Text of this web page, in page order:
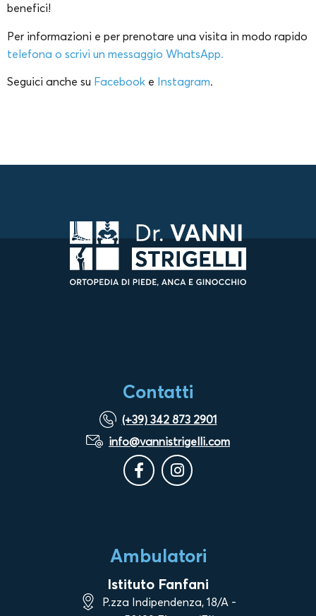
benefici!
Per informazioni e per prenotare una visita in modo rapido
telefona o scrivi un messaggio WhatsApp.
Seguici anche su Facebook e Instagram.
Contatti
(+39) 342 873 2901
info@vannistrigelli.com
Ambulatori
Istituto Fanfani
P.zza Indipendenza, 18/A -